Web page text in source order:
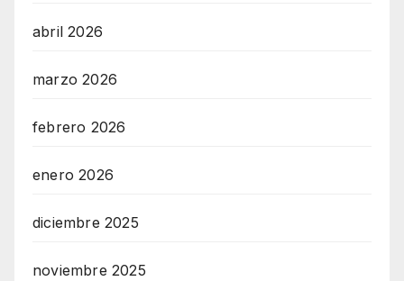
abril 2026
marzo 2026
febrero 2026
enero 2026
diciembre 2025
noviembre 2025